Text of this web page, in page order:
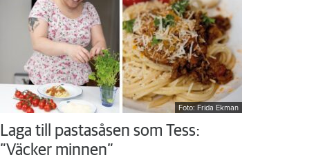
Foto: Frida Ekman
Laga till pastasåsen som Tess:
”Väcker minnen”